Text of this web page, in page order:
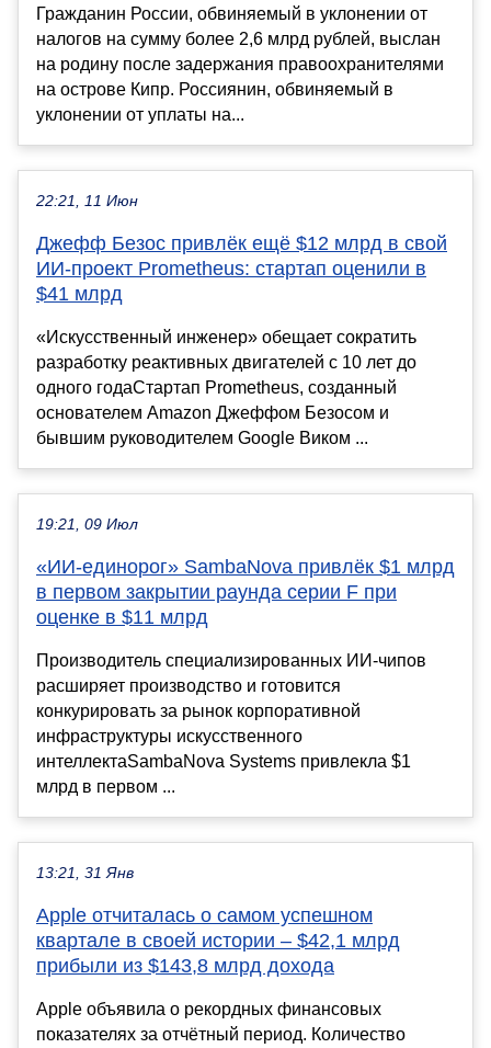
Гражданин России, обвиняемый в уклонении от
налогов на сумму более 2,6 млрд рублей, выслан
на родину после задержания правоохранителями
на острове Кипр. Россиянин, обвиняемый в
уклонении от уплаты на...
22:21, 11 Июн
Джефф Безос привлёк ещё $12 млрд в свой
ИИ-проект Prometheus: стартап оценили в
$41 млрд
«Искусственный инженер» обещает сократить
разработку реактивных двигателей с 10 лет до
одного годаСтартап Prometheus, созданный
основателем Amazon Джеффом Безосом и
бывшим руководителем Google Виком ...
19:21, 09 Июл
«ИИ-единорог» SambaNova привлёк $1 млрд
в первом закрытии раунда серии F при
оценке в $11 млрд
Производитель специализированных ИИ-чипов
расширяет производство и готовится
конкурировать за рынок корпоративной
инфраструктуры искусственного
интеллектаSambaNova Systems привлекла $1
млрд в первом ...
13:21, 31 Янв
Apple отчиталась о самом успешном
квартале в своей истории – $42,1 млрд
прибыли из $143,8 млрд дохода
Apple объявила о рекордных финансовых
показателях за отчётный период. Количество